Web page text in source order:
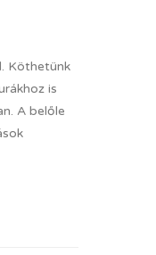
Köthetünk
is
A belőle